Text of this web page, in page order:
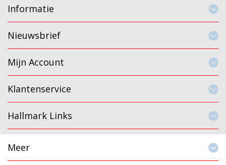
Informatie
Nieuwsbrief
Mijn Account
Klantenservice
Hallmark Links
Meer